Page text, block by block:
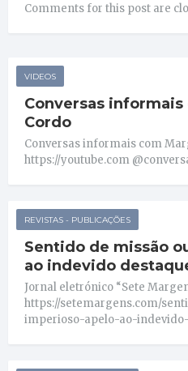
Comments for this post are
VIDEOS
Conversas
Cordo
Conversas informais com
https://youtube.com
REVISTAS - PUBLICAÇÕES
Sentido de missão
ao indevido
Jornal eletrónico “Sete
https://setemargens.com/
imperioso-apelo-ao-